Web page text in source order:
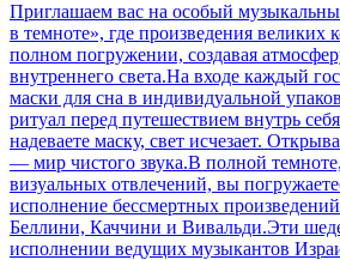
Приглашаем вас на особый
в темноте», где произведения великих
полном погружении, создавая
внутреннего света.На входе каждый
маски для сна в индивидуальной
ритуал перед путешествием внутрь
надеваете маску, свет исчезает.
— мир чистого звука.В полной
визуальных отвлечений, вы
исполнение бессмертных
Беллини, Каччини и Вивальди.Эти
исполнении ведущих музыкантов